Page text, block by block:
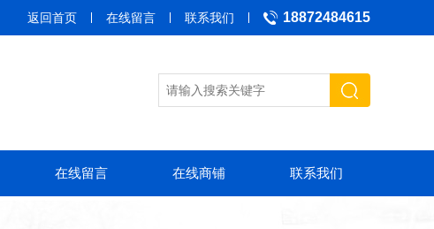
18872484615
返回首页 在线留言 联系我们
在线留言 在线商铺 联系我们